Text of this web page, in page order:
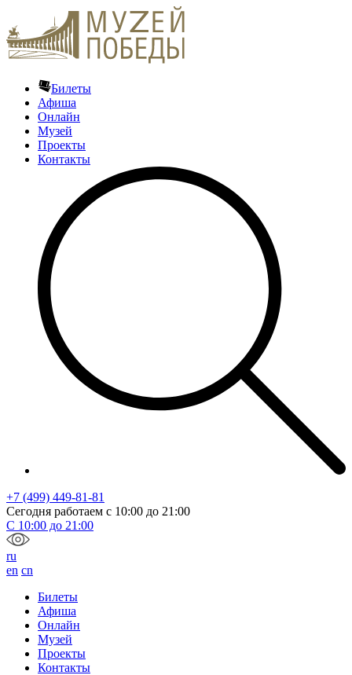
Билеты
Афиша
Онлайн
Музей
Проекты
Контакты
+7 (499) 449-81-81
Сегодня работаем с 10:00 до 21:00
С 10:00 до 21:00
ru
en cn
Билеты
Афиша
Онлайн
Музей
Проекты
Контакты